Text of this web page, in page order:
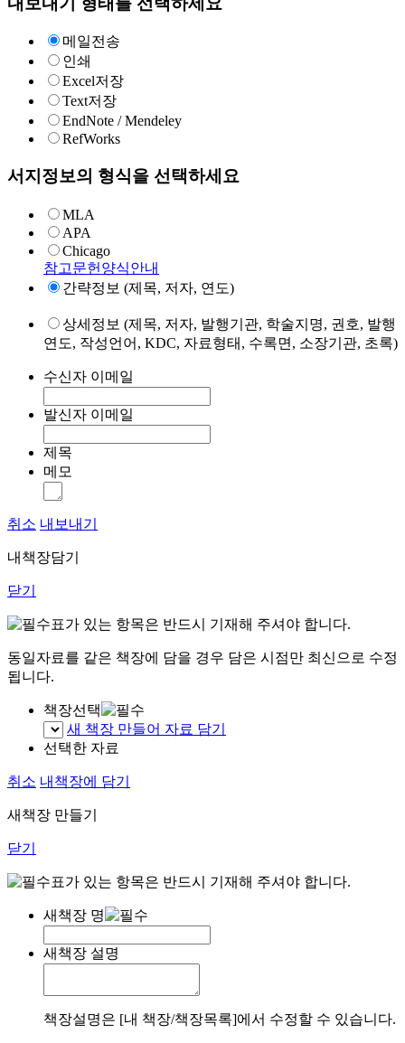
메일전송
인쇄
Excel저장
Text저장
EndNote / Mendeley
RefWorks
서지정보의 형식을 선택하세요
MLA
APA
Chicago
참고문헌양식안내
간략정보 (제목, 저자, 연도)
상세정보 (제목, 저자, 발행기관, 학술지명, 권호, 발행
연도, 작성언어, KDC, 자료형태, 수록면, 소장기관, 초록)
수신자 이메일
발신자 이메일
제목
메모
취소 내보내기
내책장담기
닫기
표가 있는 항목은 반드시 기재해 주셔야 합니다.
동일자료를 같은 책장에 담을 경우 담은 시점만 최신으로 수정
됩니다.
책장선택
새 책장 만들어 자료 담기
선택한 자료
취소 내책장에 담기
새책장 만들기
닫기
표가 있는 항목은 반드시 기재해 주셔야 합니다.
새책장 명
새책장 설명
책장설명은 [내 책장/책장목록]에서 수정할 수 있습니다.